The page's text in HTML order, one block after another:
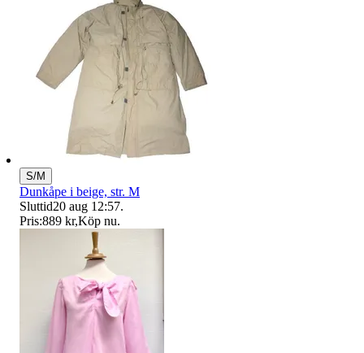
S/M
Dunkåpe i beige, str. M
Sluttid20 aug 12:57.
Pris:889 kr,Köp nu.